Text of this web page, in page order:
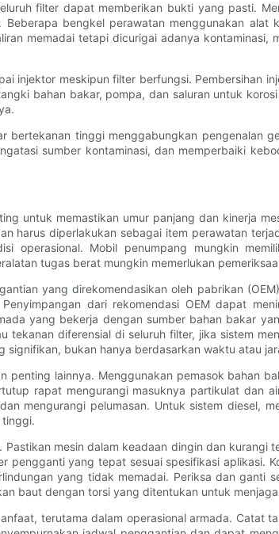
filter dapat memberikan bukti yang pasti.
bengkel perawatan menggunakan
memadai tetapi dicurigai adanya
injektor meskipun filter berfungsi. Pembersihan
bahan bakar, pompa, dan saluran untuk
bertekanan tinggi menggabungkan pengenalan
sumber kontaminasi, dan memperbaiki
untuk memastikan umur panjang dan kinerja
harus diperlakukan sebagai item perawatan
operasional. Mobil penumpang mungkin
tugas berat mungkin memerlukan
yang direkomendasikan oleh pabrikan
dari rekomendasi OEM dapat
yang bekerja dengan sumber bahan bakar
tekanan diferensial di seluruh filter, jika sistem
bukan hanya berdasarkan waktu atau
penting lainnya. Menggunakan pemasok bahan
rapat mengurangi masuknya partikulat dan
mengurangi pelumasan. Untuk sistem diesel,
mesin dalam keadaan dingin dan
pengganti yang tepat sesuai spesifikasi aplikasi.
yang tidak memadai. Periksa dan ganti
baut dengan torsi yang ditentukan untuk
terutama dalam operasional armada. Catat